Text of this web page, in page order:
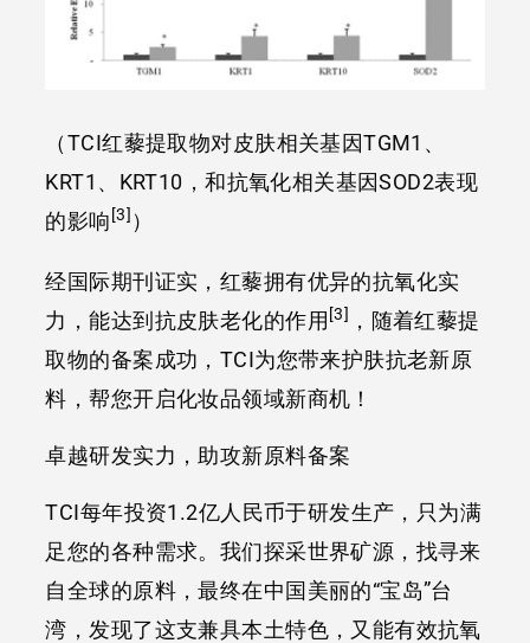
（TCI红藜提取物对皮肤相关基因TGM1、
KRT1、KRT10，和抗氧化相关基因SOD2表现
的影响 [3] ）
经国际期刊证实，红藜拥有优异的抗氧化实
力，能达到抗皮肤老化的作用 [3]
，随着红藜提
取物的备案成功，TCI为您带来护肤抗老新原
料，帮您开启化妆品领域新商机！
卓越研发实力，助攻新原料备案
TCI每年投资1.2亿人民币于研发生产，只为满
足您的各种需求。我们探采世界矿源，找寻来
自全球的原料，最终在中国美丽的“宝岛”台
湾，发现了这支兼具本土特色，又能有效抗氧